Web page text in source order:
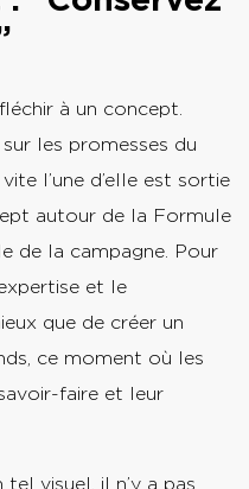
à un concept.
les promesses du
l’une d’elle est sortie
autour de la Formule
de la campagne. Pour
et le
que de créer un
ce moment où les
faire et leur
visuel, il n’y a pas